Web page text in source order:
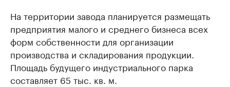
На территории завода планируется размещать
предприятия малого и среднего бизнеса всех
форм собственности для организации
производства и складирования продукции.
Площадь будущего индустриального парка
составляет 65 тыс. кв. м.